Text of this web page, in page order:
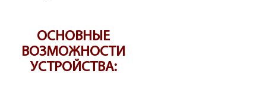
ОСНОВНЫЕ
ВОЗМОЖНОСТИ
УСТРОЙСТВА: